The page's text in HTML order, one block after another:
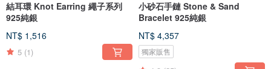
結耳環 Knot Earring 繩子系列
925純銀
NT$ 1,516
5 (1)
小砂石手鏈 Stone & Sand
Bracelet 925純銀
NT$ 4,357
獨家販售